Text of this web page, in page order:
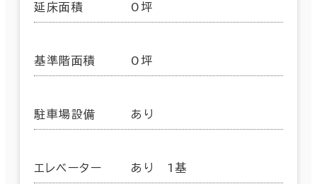
延床面積 0坪
基準階面積 0坪
駐車場設備 あり
エレベーター あり 1基